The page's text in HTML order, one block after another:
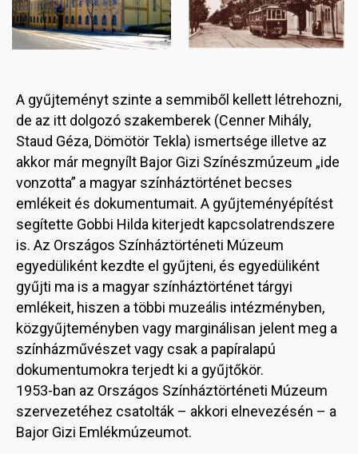
A gyűjteményt szinte a semmiből kellett létrehozni,
de az itt dolgozó szakemberek (Cenner Mihály,
Staud Géza, Dömötör Tekla) ismertsége illetve az
akkor már megnyílt Bajor Gizi Színészmúzeum „ide
vonzotta” a magyar színháztörténet becses
emlékeit és dokumentumait. A gyűjteményépítést
segítette Gobbi Hilda kiterjedt kapcsolatrendszere
is. Az Országos Színháztörténeti Múzeum
egyedüliként kezdte el gyűjteni, és egyedüliként
gyűjti ma is a magyar színháztörténet tárgyi
emlékeit, hiszen a többi muzeális intézményben,
közgyűjteményben vagy marginálisan jelent meg a
színházművészet vagy csak a papíralapú
dokumentumokra terjedt ki a gyűjtőkör.
1953-ban az Országos Színháztörténeti Múzeum
szervezetéhez csatolták – akkori elnevezésén – a
Bajor Gizi Emlékmúzeumot.